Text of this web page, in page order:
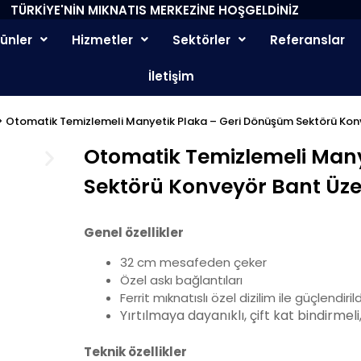
TÜRKİYE'NİN MIKNATIS MERKEZİNE HOŞGELDİNİZ
Hizmetler Sektörler Referanslar
İletişim
Otomatik Temizlemeli Manyetik Plaka – Geri Dönüşüm Sektörü
Otomatik Temizlemeli
Sektörü Konveyör Bant
Genel özellikler
32 cm mesafeden çeker
Özel askı bağlantıları
Ferrit mıknatıslı özel dizilim ile
Yırtılmaya dayanıklı, çift kat
Teknik özellikler